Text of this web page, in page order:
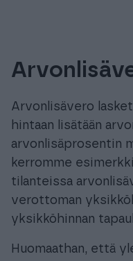
Arvonlisävero
hintaan lisätään
arvonlisäprosentin
kerromme
tilanteissa
verottoman
yksikköhinnan
Huomaathan, että